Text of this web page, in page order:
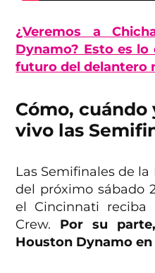
¿Veremos a
Dynamo? Esto es
futuro del delantero
Cómo,
vivo las
Las Semifinales de
del próximo sábado
el Cincinnati reciba
Crew. Por su
Houston Dynamo en